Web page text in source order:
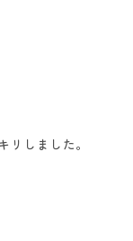
しました。